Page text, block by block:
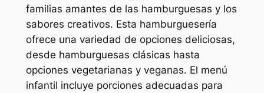
familias amantes de las hamburguesas y los
sabores creativos. Esta hamburguesería
ofrece una variedad de opciones deliciosas,
desde hamburguesas clásicas hasta
opciones vegetarianas y veganas. El menú
infantil incluye porciones adecuadas para